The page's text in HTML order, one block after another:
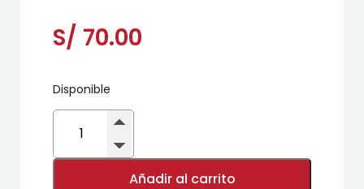
S/ 70.00
Disponible
EL
MAÍZ
EL
Añadir al carrito